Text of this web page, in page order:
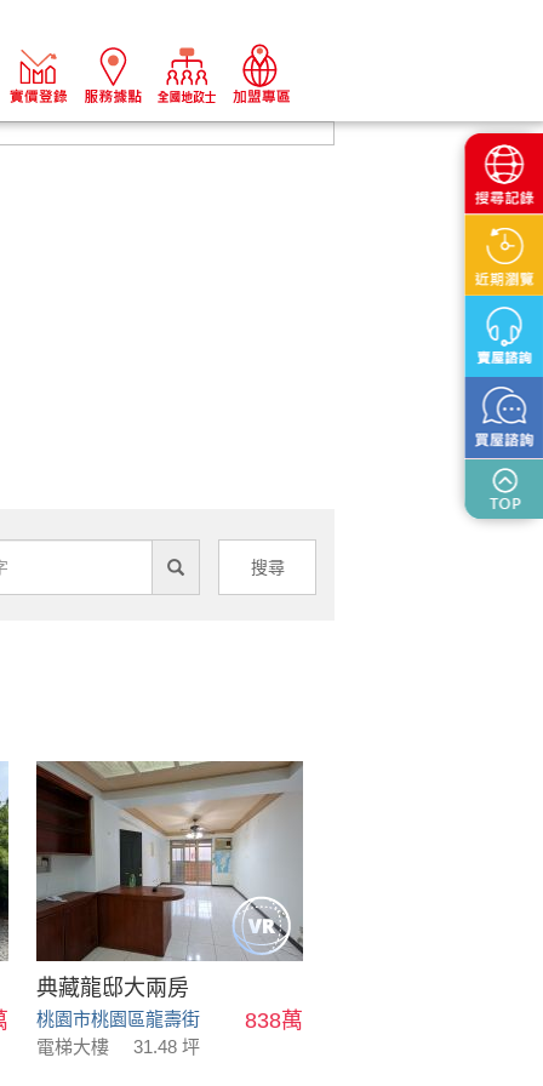
搜尋
典藏龍邸大兩房
桃園市桃園區龍壽街 838萬
電梯大樓 31.48 坪